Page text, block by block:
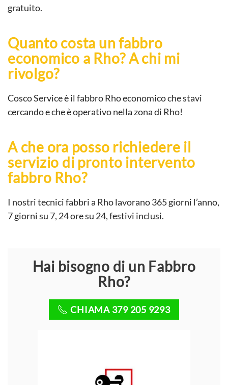
gratuito.
Quanto costa un fabbro
economico a Rho? A chi mi
rivolgo?
Cosco Service è il fabbro Rho economico che stavi
cercando e che è operativo nella zona di Rho!
A che ora posso richiedere il
servizio di pronto intervento
fabbro Rho?
I nostri tecnici fabbri a Rho lavorano 365 giorni l’anno,
7 giorni su 7, 24 ore su 24, festivi inclusi.
Hai bisogno di un Fabbro
Rho?
CHIAMA 379 205 9293